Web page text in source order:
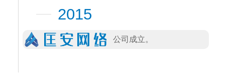
2015
公司成立。